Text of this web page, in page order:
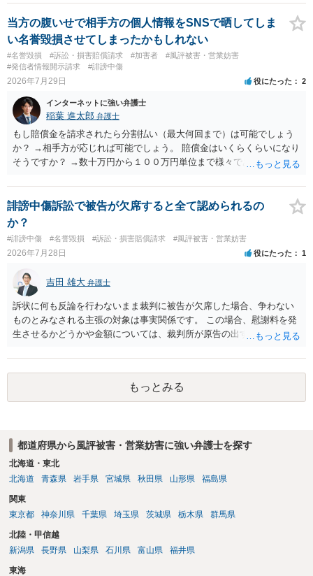
貴殿が投稿した事実を認めてしまったことで「答え合わせ」になって
しまったのではないでしょうか。 相手方の動きについても、相手方次
第ですので何とも言えません。公開の場で回答するには情報が乏し
く、ここで詳細を明らかにすることは事案の特定に繋がってしまうの
で、弁護士へ直接相談した方がよいです。
当方の腹いせで相手方の個人情報をSNSで晒してしま
い名誉毀損させてしまったかもしれない
#名誉毀損 #訴訟・損害賠償請求 #加害者
#風評被害・営業妨害
#発信者情報開示請求
#誹謗中傷
2026年7月29日 役にたった 2
インターネットに強い弁護士
稲葉 進太郎 弁護士
もし賠償金を請求されたら分割払い（最大何回まで）は可能でしょう
か？ →相手方が応じれば可能でしょう。 賠償金はいくらくらいになり
そうですか？ →数十万円から１００万円単位まで様々であり、不明で
渉が行われ、双方合意に至れば支払が開始され、決裂して相手方が訴
訟提起を選択すれば訴訟の中で解決がなされる流れが通常です。
誹謗中傷訴訟で被告が欠席すると全て認められるの
か？
#誹謗中傷 #名誉毀損 #訴訟・損害賠償請求 #風評被害・営業妨害
2026年7月28日 役にたった 1
吉田 雄大 弁護士
訴状に何も反論を行わないまま裁判に被告が欠席した場合、争わない
ものとみなされる主張の対象は事実関係です。 この場合、慰謝料を発
生させるかどうかや金額については、裁判所が原告の出す証拠に基づ
いは判決の額が0円となることも、可能性としてはありえます。
もっとみる
都道府県から風評被害・営業妨害に強い弁護士を探す
北海道・東北
北海道
青森県 岩手県 宮城県 秋田県 山形県 福島県
関東
東京都
神奈川県 千葉県 埼玉県 茨城県 栃木県 群馬県
北陸・甲信越
新潟県
長野県 山梨県 石川県 富山県 福井県
東海